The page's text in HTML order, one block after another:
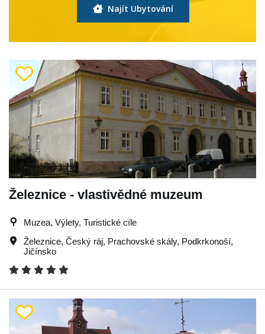
Najít Ubytování
Železnice - vlastivědné muzeum
Muzea, Výlety, Turistické cíle
Železnice, Český ráj, Prachovské skály, Podkrkonoší,
Jičínsko